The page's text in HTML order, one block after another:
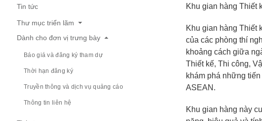
Tin tức
Thư mục triển lãm
Đơn vị và thương hiệu trưng bày
Lĩnh vực trưng bày
Dành cho đơn vị trưng bày
Báo giá và đăng ký tham dự
Thời hạn đăng ký
Truyền thông và dịch vụ quảng cáo
Thông tin liên hệ
Khu gian hàng Thiết
Khu gian hàng Thiết
của các phòng thí
khoảng cách giữa
Thiết kế, Thi công,
khám phá những
ASEAN.
Khu gian hàng này